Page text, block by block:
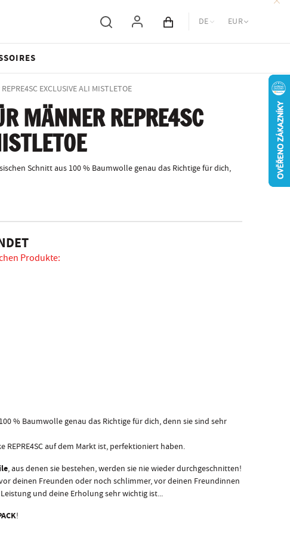
Inhalt des Wagens
DE EUR
EXCLUSIVE ALI MISTLETOE
MÄNNER REPRE4SC
Schnitt aus 100 % Baumwolle genau das Richtige für dich,
Produkte:
% Baumwolle genau das Richtige für dich, denn sie sind sehr
REPRE4SC auf dem Markt ist, perfektioniert haben.
, aus denen sie bestehen, werden sie nie wieder durchgeschnitten!
deinen Freunden oder noch schlimmer, vor deinen Freundinnen
und deine Erholung sehr wichtig ist...
!